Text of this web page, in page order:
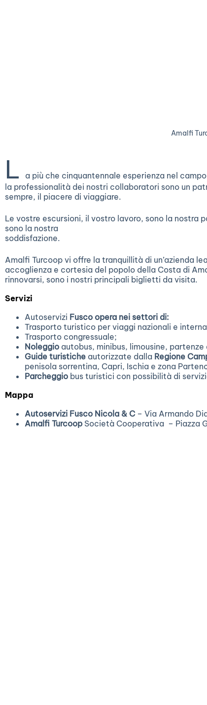
Amalfi
L
a più che cinquantennale esperienza nel
la professionalità dei nostri collaboratori sono un
sempre, il piacere di viaggiare.
Le vostre escursioni, il vostro lavoro, sono la nostra
sono la nostra
soddisfazione.
Amalfi Turcoop vi offre la tranquillità di un’azienda
accoglienza e cortesia del popolo della Costa di
rinnovarsi, sono i nostri principali biglietti da visita.
Servizi
Autoservizi Fusco opera nei settori di:
Trasporto turistico per viaggi nazionali e
Trasporto congressuale;
Noleggio autobus, minibus, limousine,
Guide turistiche autorizzate dalla Regione
penisola sorrentina, Capri, Ischia e zona
Parcheggio bus turistici con possibilità di
Mappa
Autoservizi Fusco Nicola & C– Via Armando
Amalfi Turcoop Società Cooperativa – Piazza